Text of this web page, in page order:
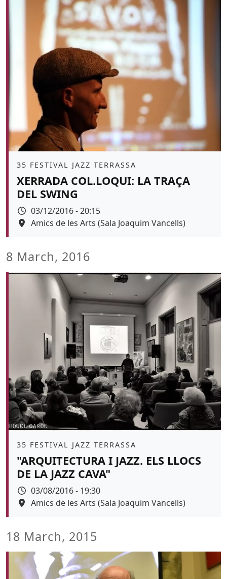
Àmbit
35 FESTIVAL JAZZ TERRASSA
XERRADA COL.LOQUI: LA TRAÇA
DEL SWING
Data
03/12/2016 - 20:15
Espai
Amics de les Arts (Sala Joaquim Vancells)
8 March, 2016
Àmbit
35 FESTIVAL JAZZ TERRASSA
"ARQUITECTURA I JAZZ. ELS LLOCS
DE LA JAZZ CAVA"
Data
03/08/2016 - 19:30
Espai
Amics de les Arts (Sala Joaquim Vancells)
18 March, 2015